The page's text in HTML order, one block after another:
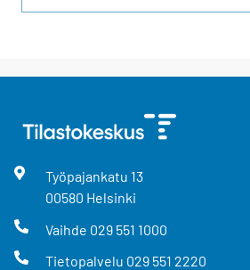
Työpajankatu 13
00580 Helsinki
Vaihde 029 551 1000
Tietopalvelu 029 551 2220